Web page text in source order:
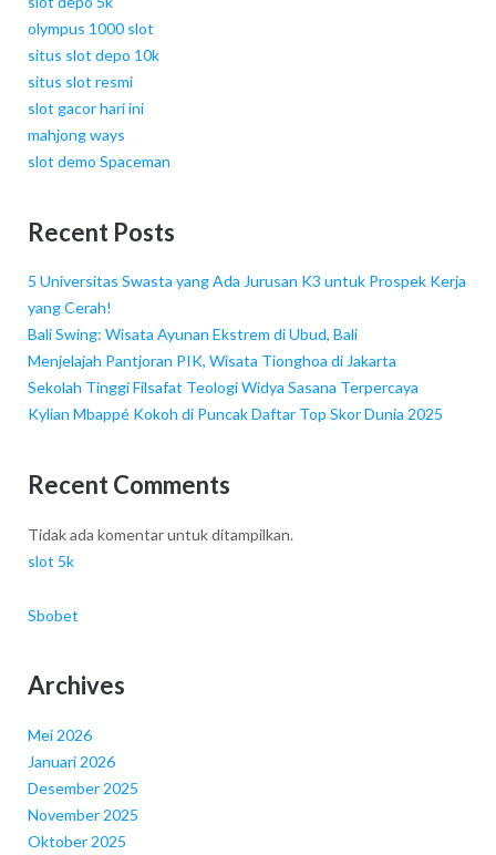
olympus 1000 slot
situs slot depo 10k
situs slot resmi
slot gacor hari ini
mahjong ways
slot demo Spaceman
Recent Posts
5 Universitas Swasta yang Ada Jurusan K3 untuk Prospek Kerja
yang Cerah!
Bali Swing: Wisata Ayunan Ekstrem di Ubud, Bali
Menjelajah Pantjoran PIK, Wisata Tionghoa di Jakarta
Sekolah Tinggi Filsafat Teologi Widya Sasana Terpercaya
Kylian Mbappé Kokoh di Puncak Daftar Top Skor Dunia 2025
Recent Comments
Tidak ada komentar untuk ditampilkan.
slot 5k
Sbobet
Archives
Mei 2026
Januari 2026
Desember 2025
November 2025
Oktober 2025